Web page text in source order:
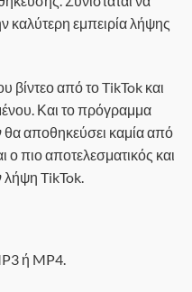
καλύτερη εμπειρία λήψης
βίντεο από το TikTok και
Και το πρόγραμμα
θα αποθηκεύσει καμία από
ο πιο αποτελεσματικός και
λήψη TikTok.
ή MP4.